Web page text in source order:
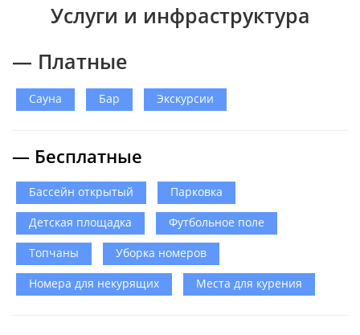
Услуги и инфраструктура
— Платные
Сауна Бар Экскурсии
— Бесплатные
Бассейн открытый
Парковка
Детская площадка
Футбольное поле
Топчаны
Уборка номеров
Номера для некурящих
Места для курения